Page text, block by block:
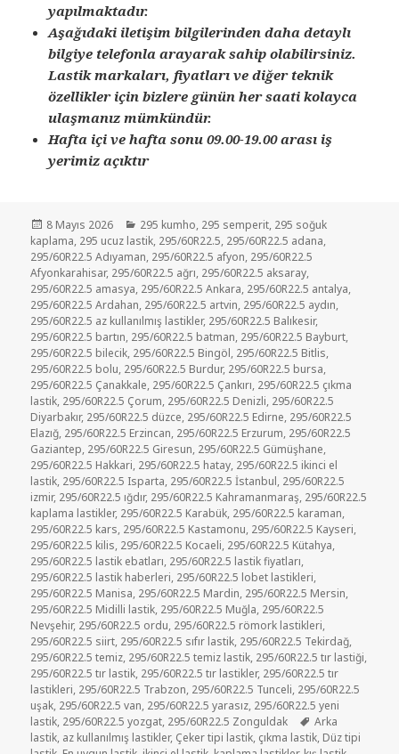
yapılmaktadır.
Aşağıdaki iletişim bilgilerinden daha detaylı
bilgiye telefonla arayarak sahip olabilirsiniz.
Lastik markaları, fiyatları ve diğer teknik
özellikler için bizlere günün her saati kolayca
ulaşmanız mümkündür.
Hafta içi ve hafta sonu 09.00-19.00 arası iş
yerimiz açıktır
Yayın
tarihi
8 Mayıs 2026 Kategoriler
295 kumho, 295 semperit, 295 soğuk
kaplama, 295 ucuz lastik, 295/60R22.5, 295/60R22.5 adana,
295/60R22.5 Adıyaman, 295/60R22.5 afyon, 295/60R22.5
Afyonkarahisar, 295/60R22.5 ağrı, 295/60R22.5 aksaray,
295/60R22.5 amasya, 295/60R22.5 Ankara, 295/60R22.5 antalya,
295/60R22.5 Ardahan, 295/60R22.5 artvin, 295/60R22.5 aydın,
295/60R22.5 az kullanılmış lastikler, 295/60R22.5 Balıkesir,
295/60R22.5 bartın, 295/60R22.5 batman, 295/60R22.5 Bayburt,
295/60R22.5 bilecik, 295/60R22.5 Bingöl, 295/60R22.5 Bitlis,
295/60R22.5 bolu, 295/60R22.5 Burdur, 295/60R22.5 bursa,
295/60R22.5 Çanakkale, 295/60R22.5 Çankırı, 295/60R22.5 çıkma
lastik, 295/60R22.5 Çorum, 295/60R22.5 Denizli, 295/60R22.5
Diyarbakır, 295/60R22.5 düzce, 295/60R22.5 Edirne, 295/60R22.5
Elazığ, 295/60R22.5 Erzincan, 295/60R22.5 Erzurum, 295/60R22.5
Gaziantep, 295/60R22.5 Giresun, 295/60R22.5 Gümüşhane,
295/60R22.5 Hakkari, 295/60R22.5 hatay, 295/60R22.5 ikinci el
lastik, 295/60R22.5 Isparta, 295/60R22.5 İstanbul, 295/60R22.5
izmir, 295/60R22.5 ığdır, 295/60R22.5 Kahramanmaraş, 295/60R22.5
kaplama lastikler, 295/60R22.5 Karabük, 295/60R22.5 karaman,
295/60R22.5 kars, 295/60R22.5 Kastamonu, 295/60R22.5 Kayseri,
295/60R22.5 kilis, 295/60R22.5 Kocaeli, 295/60R22.5 Kütahya,
295/60R22.5 lastik ebatları, 295/60R22.5 lastik fiyatları,
295/60R22.5 lastik haberleri, 295/60R22.5 lobet lastikleri,
295/60R22.5 Manisa, 295/60R22.5 Mardin, 295/60R22.5 Mersin,
295/60R22.5 Midilli lastik, 295/60R22.5 Muğla, 295/60R22.5
Nevşehir, 295/60R22.5 ordu, 295/60R22.5 römork lastikleri,
295/60R22.5 siirt, 295/60R22.5 sıfır lastik, 295/60R22.5 Tekirdağ,
295/60R22.5 temiz, 295/60R22.5 temiz lastik, 295/60R22.5 tır lastiği,
295/60R22.5 tır lastik, 295/60R22.5 tır lastikler, 295/60R22.5 tır
lastikleri, 295/60R22.5 Trabzon, 295/60R22.5 Tunceli, 295/60R22.5
uşak, 295/60R22.5 van, 295/60R22.5 yarasız, 295/60R22.5 yeni
lastik, 295/60R22.5 yozgat, 295/60R22.5 Zonguldak Etiketler
Arka
lastik, az kullanılmış lastikler, Çeker tipi lastik, çıkma lastik, Düz tipi